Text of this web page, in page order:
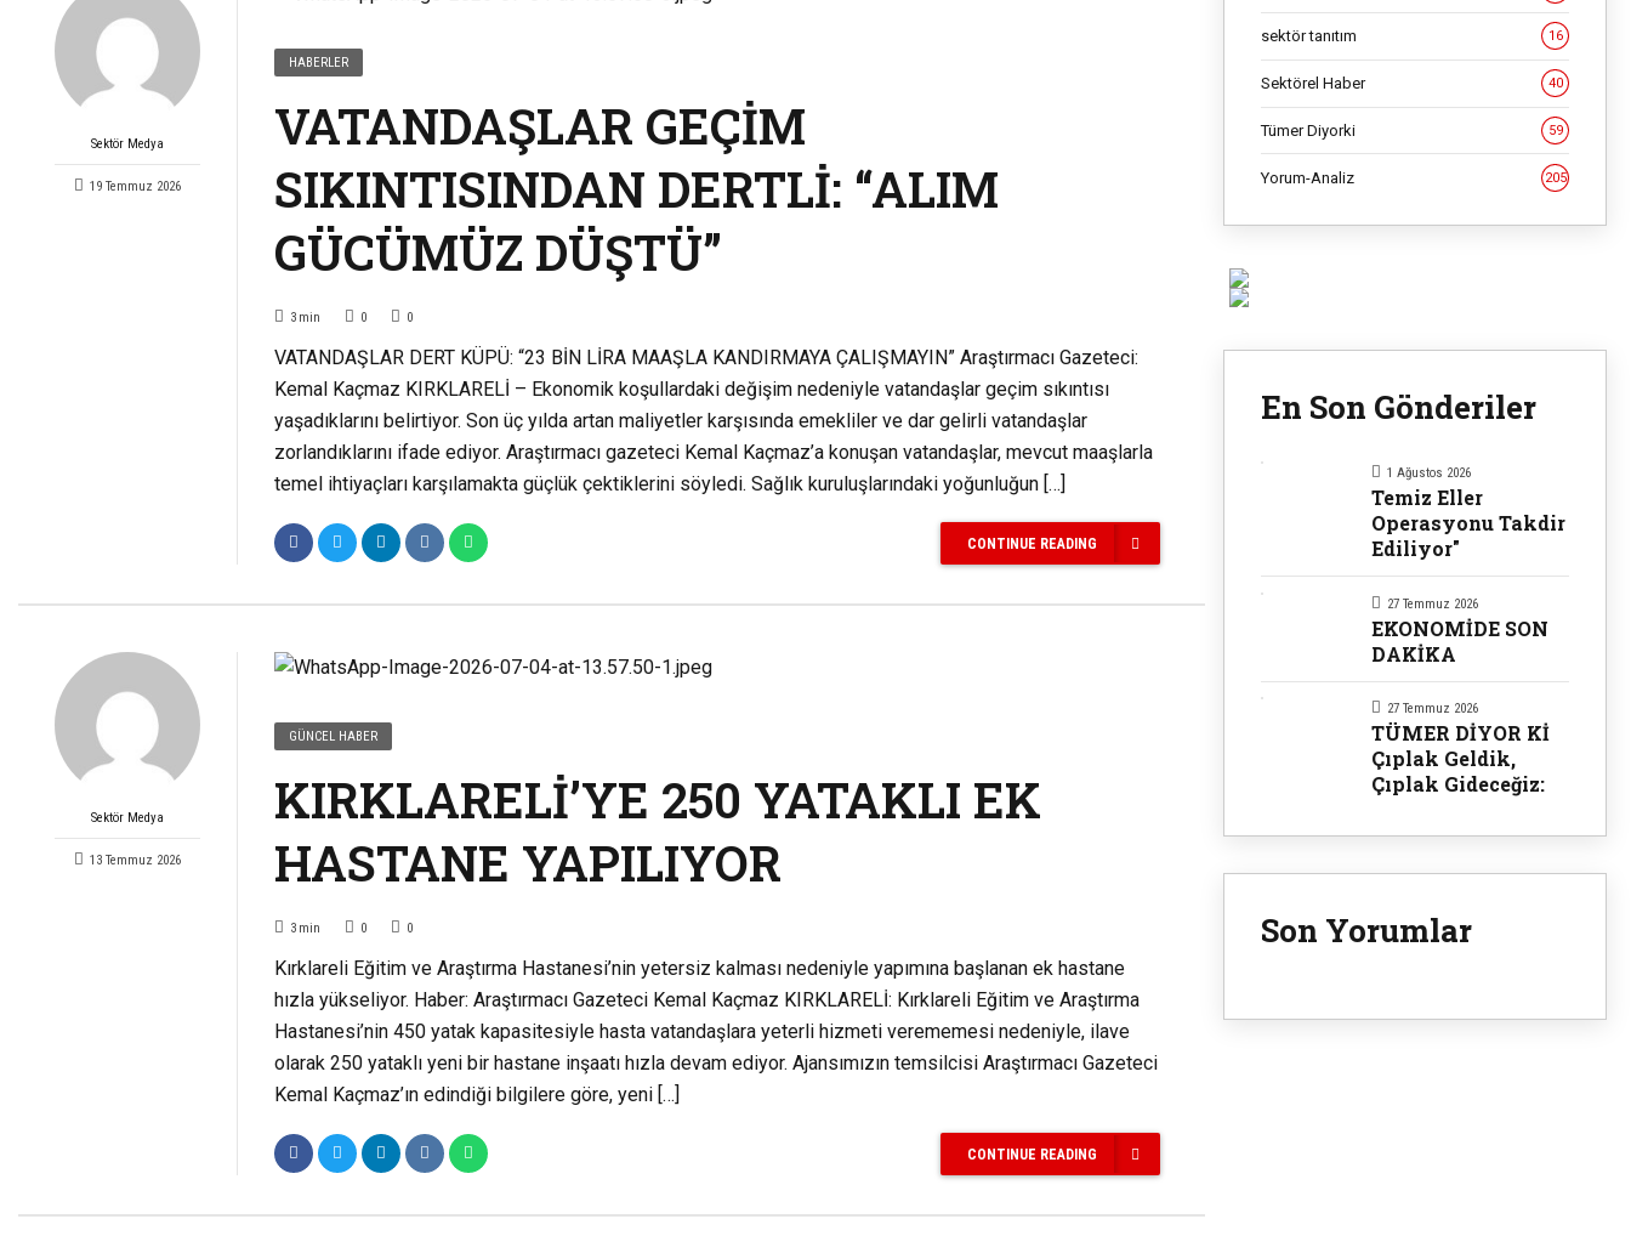
Sektör Medya
19 Temmuz 2026
HABERLER
VATANDAŞLAR GEÇİM
SIKINTISINDAN DERTLİ: “ALIM
GÜCÜMÜZ DÜŞTÜ”
3 min 0 0
VATANDAŞLAR DERT KÜPÜ: “23 BİN LİRA MAAŞLA KANDIRMAYA ÇALIŞMAYIN” Araştırmacı Gazeteci:
Kemal Kaçmaz KIRKLARELİ – Ekonomik koşullardaki değişim nedeniyle vatandaşlar geçim sıkıntısı
yaşadıklarını belirtiyor. Son üç yılda artan maliyetler karşısında emekliler ve dar gelirli vatandaşlar
zorlandıklarını ifade ediyor. Araştırmacı gazeteci Kemal Kaçmaz’a konuşan vatandaşlar, mevcut maaşlarla
temel ihtiyaçları karşılamakta güçlük çektiklerini söyledi. Sağlık kuruluşlarındaki yoğunluğun […]
CONTINUE READING
Sektör Medya
13 Temmuz 2026
GÜNCEL HABER
KIRKLARELİ’YE 250 YATAKLI EK
HASTANE YAPILIYOR
3 min 0 0
Kırklareli Eğitim ve Araştırma Hastanesi’nin yetersiz kalması nedeniyle yapımına başlanan ek hastane
hızla yükseliyor. Haber: Araştırmacı Gazeteci Kemal Kaçmaz KIRKLARELİ: Kırklareli Eğitim ve Araştırma
Hastanesi’nin 450 yatak kapasitesiyle hasta vatandaşlara yeterli hizmeti verememesi nedeniyle, ilave
olarak 250 yataklı yeni bir hastane inşaatı hızla devam ediyor. Ajansımızın temsilcisi Araştırmacı Gazeteci
Kemal Kaçmaz’ın edindiği bilgilere göre, yeni […]
CONTINUE READING
sektör tanıtım 16
Sektörel Haber 40
Tümer Diyorki 59
Yorum-Analiz 205
En Son Gönderiler
1 Ağustos 2026
Temiz Eller
Operasyonu Takdir
Ediliyor"
27 Temmuz 2026
EKONOMİDE SON
DAKİKA
27 Temmuz 2026
TÜMER DİYOR Kİ
Çıplak Geldik,
Çıplak Gideceğiz:
Son Yorumlar